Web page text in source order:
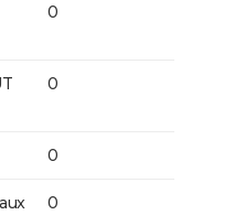
0
0
0
0